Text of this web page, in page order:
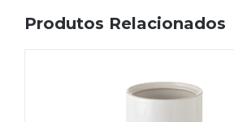
Produtos Relacionados